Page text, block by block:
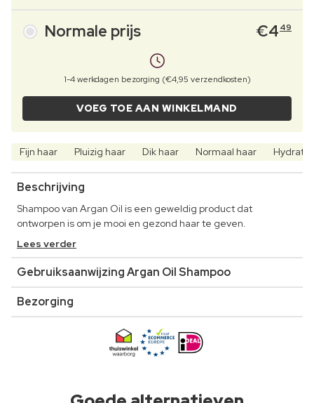
Normale prijs €4 49
1-4 werkdagen bezorging (€4,95 verzendkosten)
VOEG TOE AAN WINKELMAND
Fijn haar Pluizig haar Dik haar Normaal haar
Beschrijving
Shampoo van Argan Oil is een geweldig product dat
ontworpen is om je mooi en gezond haar te geven.
Lees verder
Gebruiksaanwijzing Argan Oil Shampoo
Bezorging